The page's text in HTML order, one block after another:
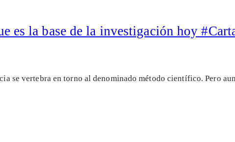
es la base de la investigación hoy
se vertebra en torno al denominado método científico. Pero